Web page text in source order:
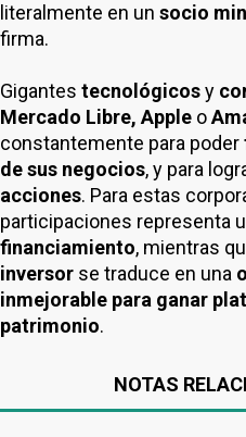
literalmente en un socio
firma.
Gigantes tecnológicosy
Mercado Libre, Apple o
constantemente para poder
de sus negocios, y para
acciones. Para estas
participaciones representa
financiamiento, mientras
inversor se traduce en una
inmejorable para ganar
patrimonio.
NOTAS